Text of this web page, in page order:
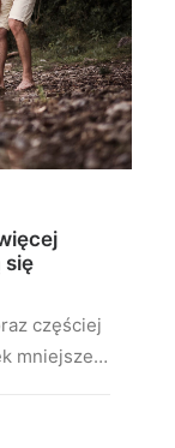
się
częściej
mniejsze…